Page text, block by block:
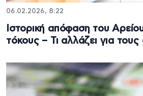
06.02.2026, 8:22
Ιστορική απόφαση του
τόκους – Τι αλλάζει για τους